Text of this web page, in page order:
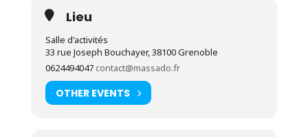
avec le descriptif de chaque posture pour les
reproduire à la maison.
tarif pour 1 adulte avec 1 enfant: 12€
adulte ou enfant supplémentaire: 5€
Lieu
Salle d'activités
33 rue Joseph Bouchayer, 38100 Grenoble
0624494047contact@massado.fr
OTHER EVENTS